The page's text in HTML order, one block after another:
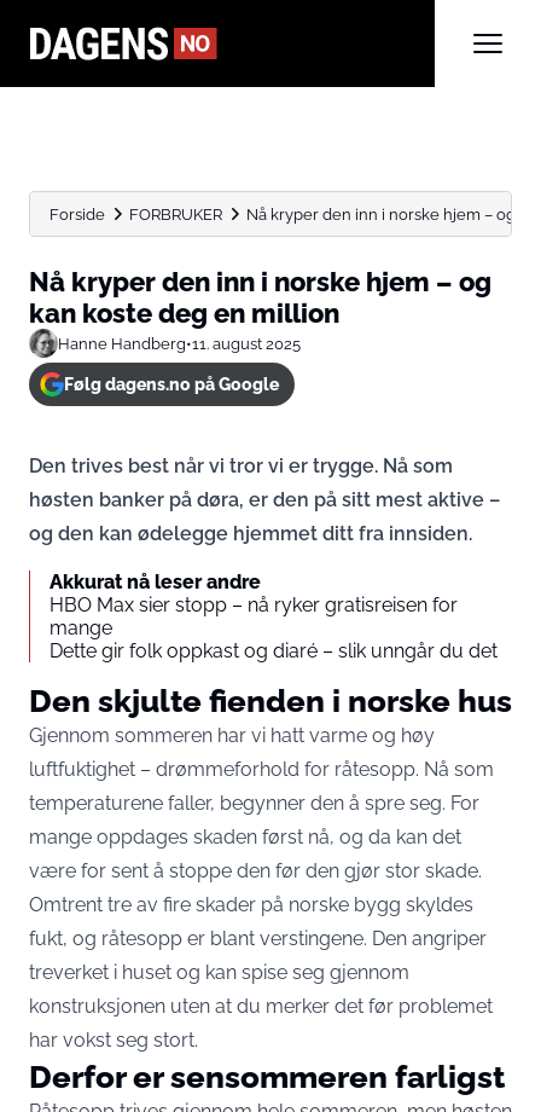
Forside FORBRUKER Nå kryper den inn i norske hjem – og
Nå kryper den inn i norske hjem – og
kan koste deg en million
Hanne Handberg•11. august 2025
Følg dagens.no på Google
Den trives best når vi tror vi er trygge. Nå som
høsten banker på døra, er den på sitt mest aktive –
og den kan ødelegge hjemmet ditt fra innsiden.
Akkurat nå leser andre
HBO Max sier stopp – nå ryker gratisreisen for
mange
Dette gir folk oppkast og diaré – slik unngår du det
Den skjulte fienden i norske hus
Gjennom sommeren har vi hatt varme og høy
luftfuktighet – drømmeforhold for råtesopp. Nå som
temperaturene faller, begynner den å spre seg. For
mange oppdages skaden først nå, og da kan det
være for sent å stoppe den før den gjør stor skade.
Omtrent tre av fire skader på norske bygg skyldes
fukt, og råtesopp er blant verstingene. Den angriper
treverket i huset og kan spise seg gjennom
konstruksjonen uten at du merker det før problemet
har vokst seg stort.
Derfor er sensommeren farligst